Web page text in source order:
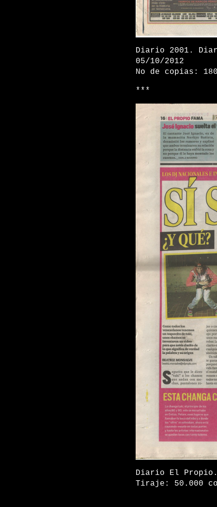
Diario 2001.
05/10/2012
No de copias:
***
Diario El Propio.
Tiraje: 50.000